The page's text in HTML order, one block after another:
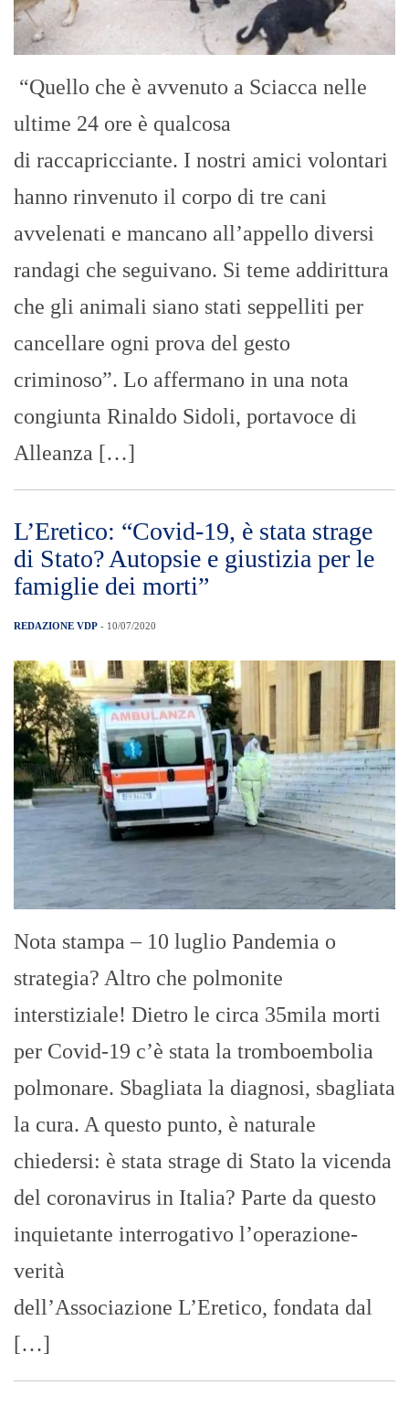
“Quello che è avvenuto a Sciacca nelle
ultime 24 ore è qualcosa
di raccapricciante. I nostri amici volontari
hanno rinvenuto il corpo di tre cani
avvelenati e mancano all’appello diversi
randagi che seguivano. Si teme addirittura
che gli animali siano stati seppelliti per
cancellare ogni prova del gesto
criminoso”. Lo affermano in una nota
congiunta Rinaldo Sidoli, portavoce di
Alleanza […]
L’Eretico: “Covid-19, è stata strage
di Stato? Autopsie e giustizia per le
famiglie dei morti”
REDAZIONE VDP - 10/07/2020
Nota stampa – 10 luglio Pandemia o
strategia? Altro che polmonite
interstiziale! Dietro le circa 35mila morti
per Covid-19 c’è stata la tromboembolia
polmonare. Sbagliata la diagnosi, sbagliata
la cura. A questo punto, è naturale
chiedersi: è stata strage di Stato la vicenda
del coronavirus in Italia? Parte da questo
inquietante interrogativo l’operazione-
verità
dell’Associazione L’Eretico, fondata dal
[…]